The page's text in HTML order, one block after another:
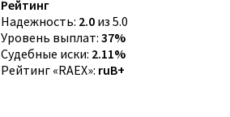
Рейтинг
Надежность: 2.0 из 5.0
Уровень выплат: 37%
Судебные иски: 2.11%
Рейтинг «RAEX»: ruB+